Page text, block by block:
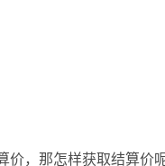
，那怎样获取结算价